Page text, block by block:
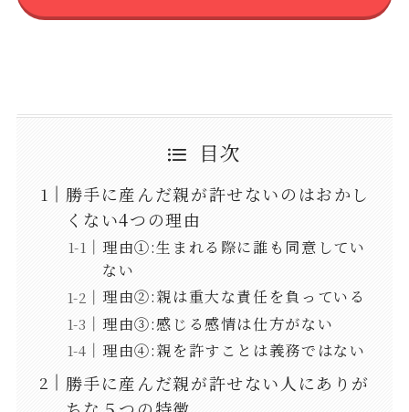
目次
勝手に産んだ親が許せないのはおかし
くない4つの理由
理由①:生まれる際に誰も同意してい
ない
理由②:親は重大な責任を負っている
理由③:感じる感情は仕方がない
理由④:親を許すことは義務ではない
勝手に産んだ親が許せない人にありが